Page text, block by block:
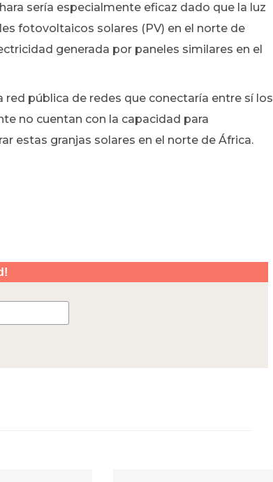
sería especialmente eficaz dado que la luz
fotovoltaicos solares (PV) en el norte de
generada por paneles similares en el
pública de redes que conectaría entre sí los
no cuentan con la capacidad para
estas granjas solares en el norte de África.